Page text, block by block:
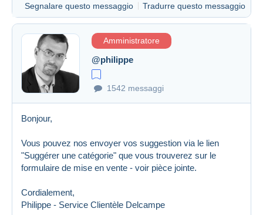
Segnalare questo messaggio
Tradurre questo messaggio
Amministratore
@philippe
1542 messaggi
Bonjour,
Vous pouvez nos envoyer vos suggestion via le lien
"Suggérer une catégorie" que vous trouverez sur le
formulaire de mise en vente - voir pièce jointe.
Cordialement,
Philippe - Service Clientèle Delcampe